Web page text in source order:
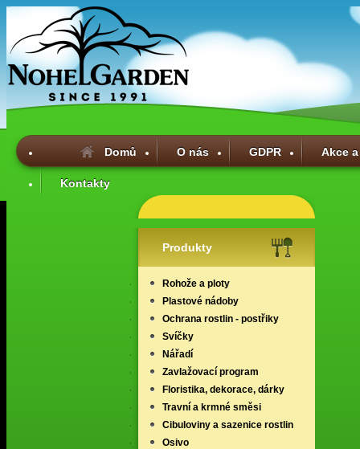
Domů O nás GDPR Akce
Kontakty
Produkty
Rohože a ploty
Plastové nádoby
Ochrana rostlin - postřiky
Svíčky
Nářadí
Zavlažovací program
Floristika, dekorace, dárky
Travní a krmné směsi
Cibuloviny a sazenice rostlin
Osivo